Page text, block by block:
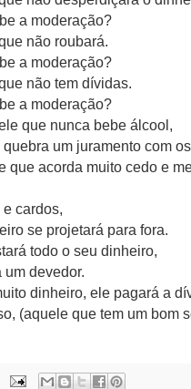
a moderação?
não roubará.
a moderação?
não tem dívidas.
a moderação?
que nunca bebe álcool,
um juramento com
que acorda muito cedo e
cardos,
se projetará para fora.
todo o seu dinheiro,
devedor.
dinheiro, ele pagará a
(aquele que tem um bom